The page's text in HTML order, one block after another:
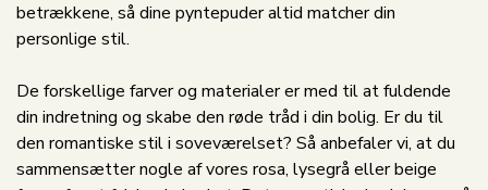
betrækkene, så dine pyntepuder altid matcher din
personlige stil.
De forskellige farver og materialer er med til at fuldende
din indretning og skabe den røde tråd i din bolig. Er du til
den romantiske stil i soveværelset? Så anbefaler vi, at du
sammensætter nogle af vores rosa, lysegrå eller beige